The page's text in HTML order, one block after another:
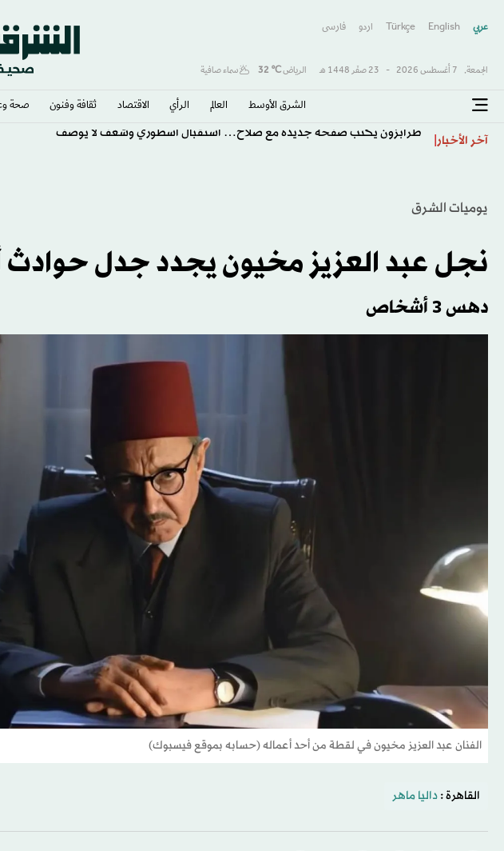
عربي English
Türkçe اردو فارسى
الجمعة, 7 أغسطس 2026 - 23 صفَر 1448 هـ الرياض℃
32 سماء صافية
الشرق الأوسط​ العالم الرأي الاقتصاد ثقافة وفنون صحة
آخر الأخبار طرابزون يكتب صفحة جديدة مع صلاح… استقبال أسطوري وشغف لا يوصف
يوميات الشرق
نجل عبد العزيز مخيون يجدد جدل حوادث
دهس 3 أشخاص
الفنان عبد العزيز مخيون في لقطة من أحد أعماله (حسابه بموقع فيسبوك)
القاهرة : داليا ماهر